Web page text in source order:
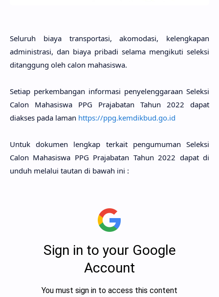
Seluruh biaya transportasi, akomodasi, kelengkapan
administrasi, dan biaya pribadi selama mengikuti seleksi
ditanggung oleh calon mahasiswa.
Setiap perkembangan informasi penyelenggaraan Seleksi
Calon Mahasiswa PPG Prajabatan Tahun 2022 dapat
diakses pada laman https://ppg.kemdikbud.go.id
Untuk dokumen lengkap terkait pengumuman Seleksi
Calon Mahasiswa PPG Prajabatan Tahun 2022 dapat di
unduh melalui tautan di bawah ini :